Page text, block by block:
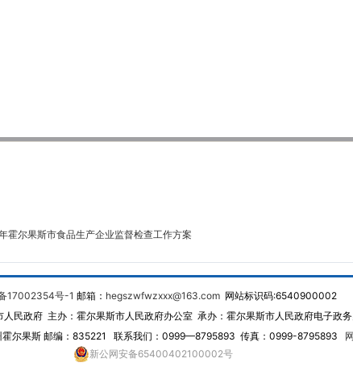
霍尔果斯市食品生产企业监督检查工作方案
17002354号-1 邮箱： hegszwfwzxxx@163.com网站标识码:6540900002
人民政府 主办：霍尔果斯市人民政府办公室 承办：霍尔果斯市人民政府电子政
霍尔果斯 邮编：835221 联系我们：0999—8795893 传真：0999-8795893
新公网安备65400402100002号